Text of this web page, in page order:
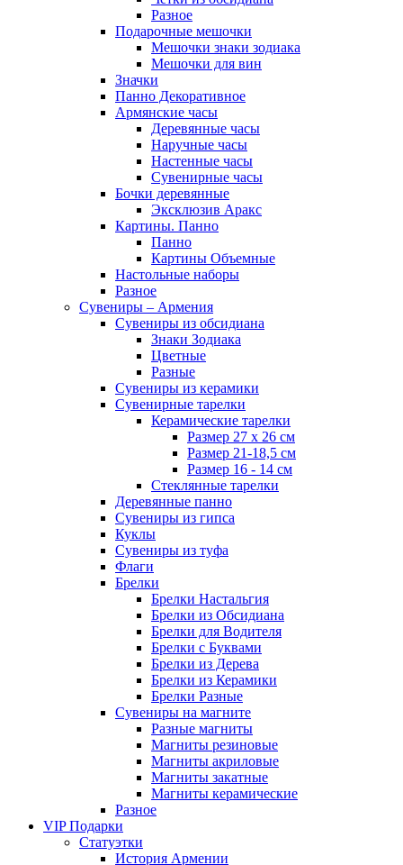
Разное
Подарочные мешочки
Мешочки знаки зодиака
Мешочки для вин
Значки
Панно Декоративное
Армянские часы
Деревянные часы
Наручные часы
Настенные часы
Сувенирные часы
Бочки деревянные
Эксклюзив Аракс
Картины. Панно
Панно
Картины Объемные
Настольные наборы
Разное
Сувениры – Армения
Сувениры из обсидиана
Знаки Зодиака
Цветные
Разные
Сувениры из керамики
Сувенирные тарелки
Керамические тарелки
Размер 27 х 26 см
Размер 21-18,5 см
Размер 16 - 14 см
Стеклянные тарелки
Деревянные панно
Сувениры из гипса
Куклы
Сувениры из туфа
Флаги
Брелки
Брелки Настальгия
Брелки из Обсидиана
Брелки для Водителя
Брелки с Буквами
Брелки из Дерева
Брелки из Керамики
Брелки Разные
Сувениры на магните
Разные магниты
Магниты резиновые
Магниты акриловые
Магниты закатные
Магниты керамические
Разное
VIP Подарки
Статуэтки
История Армении